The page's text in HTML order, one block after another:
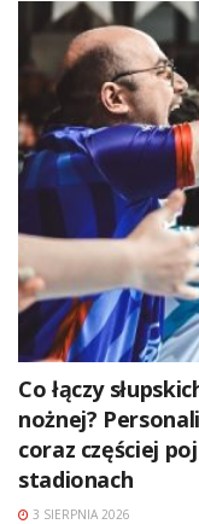
Co łączy
nożnej?
coraz częściej
stadionach
3 SIERPNIA 2026